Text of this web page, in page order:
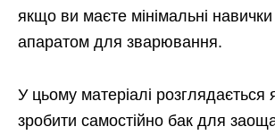
якщо ви маєте мінімальні
апаратом для зварювання.
У цьому матеріалі розглядається
зробити самостійно бак для